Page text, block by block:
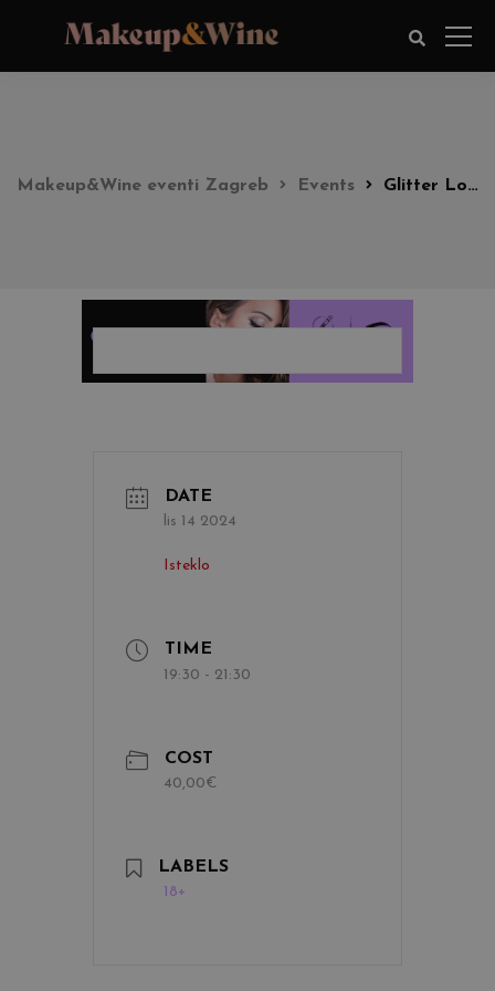
Makeup&Wine eventi Zagreb Events Glitter Look Party
DATE
lis 14 2024
Isteklo
TIME
19:30 - 21:30
COST
40,00€
LABELS
18+